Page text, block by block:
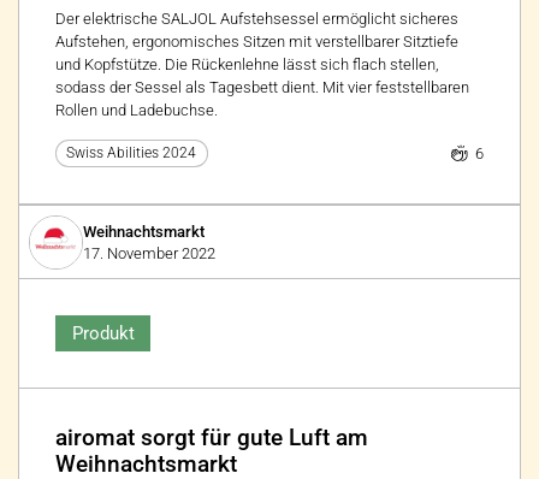
Der elektrische SALJOL Aufstehsessel ermöglicht sicheres
Aufstehen, ergonomisches Sitzen mit verstellbarer Sitztiefe
und Kopfstütze. Die Rückenlehne lässt sich flach stellen,
sodass der Sessel als Tagesbett dient. Mit vier feststellbaren
Rollen und Ladebuchse.
Swiss Abilities 2024 6
Weihnachtsmarkt
17. November 2022
Produkt
airomat sorgt für gute Luft am
Weihnachtsmarkt